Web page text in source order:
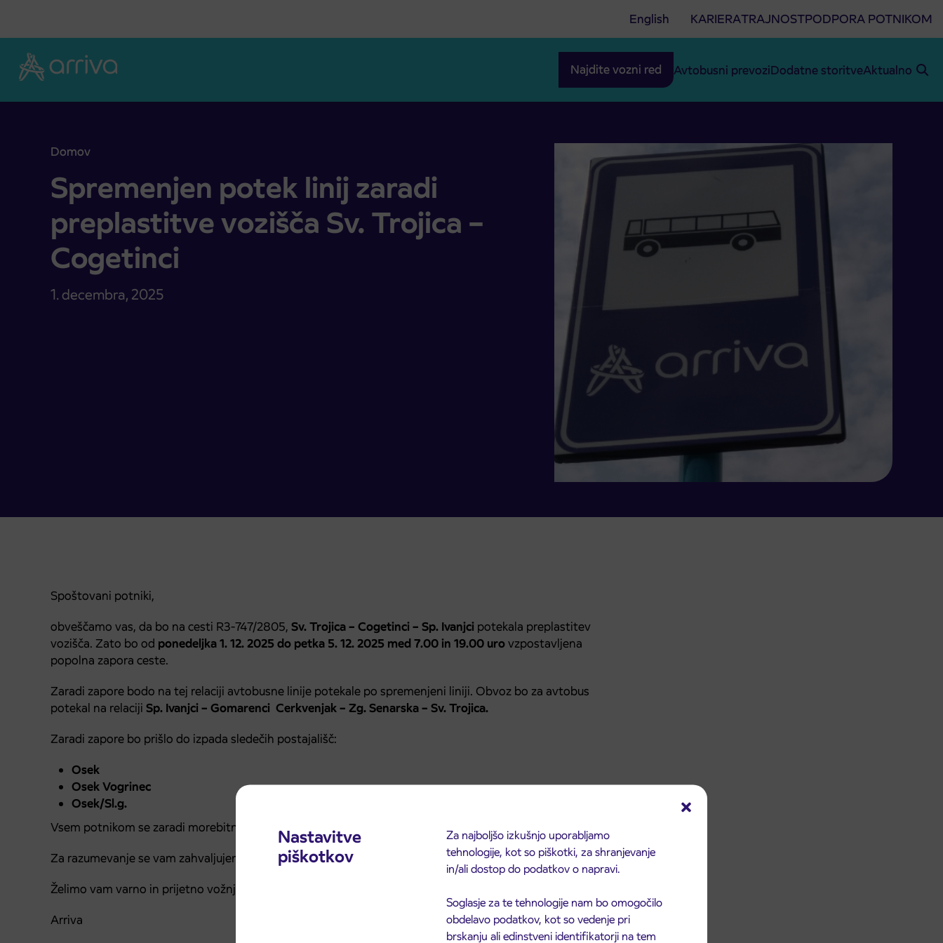
Nastavitve
piškotkov
Za najboljšo izkušnjo uporabljamo
tehnologije, kot so piškotki, za shranjevanje
in/ali dostop do podatkov o napravi.
Soglasje za te tehnologije nam bo omogočilo
obdelavo podatkov, kot so vedenje pri
brskanju ali edinstveni identifikatorji na tem
English KARIERATRAJNOSTPODPORA POTNIKOM
Najdite vozni red Avtobusni prevoziDodatne storitveAktualno
Domov
Spremenjen potek linij zaradi preplastitve vozišča Sv. Trojica – Cogetinci
Spremenjen potek linij zaradi
preplastitve vozišča Sv. Trojica –
Cogetinci
1. decembra, 2025
Spoštovani potniki,
obveščamo vas, da bo na cesti R3-747/2805, Sv. Trojica – Cogetinci – Sp. Ivanjci potekala preplastitev
vozišča. Zato bo od ponedeljka 1. 12. 2025 do petka 5. 12. 2025 med 7.00 in 19.00 urovzpostavljena
popolna zapora ceste.
Zaradi zapore bodo na tej relaciji avtobusne linije potekale po spremenjeni liniji. Obvoz bo za avtobus
potekal na relaciji Sp. Ivanjci – Gomarenci Cerkvenjak – Zg. Senarska – Sv. Trojica.
Zaradi zapore bo prišlo do izpada sledečih postajališč:
Osek
Osek Vogrinec
Osek/Sl.g.
Vsem potnikom se zaradi morebitnih nevšečnosti opravičujemo.
Za razumevanje se vam zahvaljujemo.
Želimo vam varno in prijetno vožnjo.
Arriva